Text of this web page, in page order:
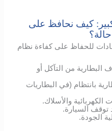
كيف نحافظ على
للحفاظ على كفاءة نظام
البطارية من التآكل أو
بانتظام (في البطاريات
الكهربائية والأسلاك.
توقف السيارة.
الجودة.